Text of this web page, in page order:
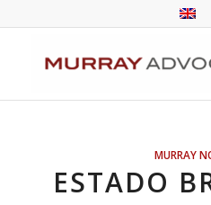
MURRAY
ESTADO